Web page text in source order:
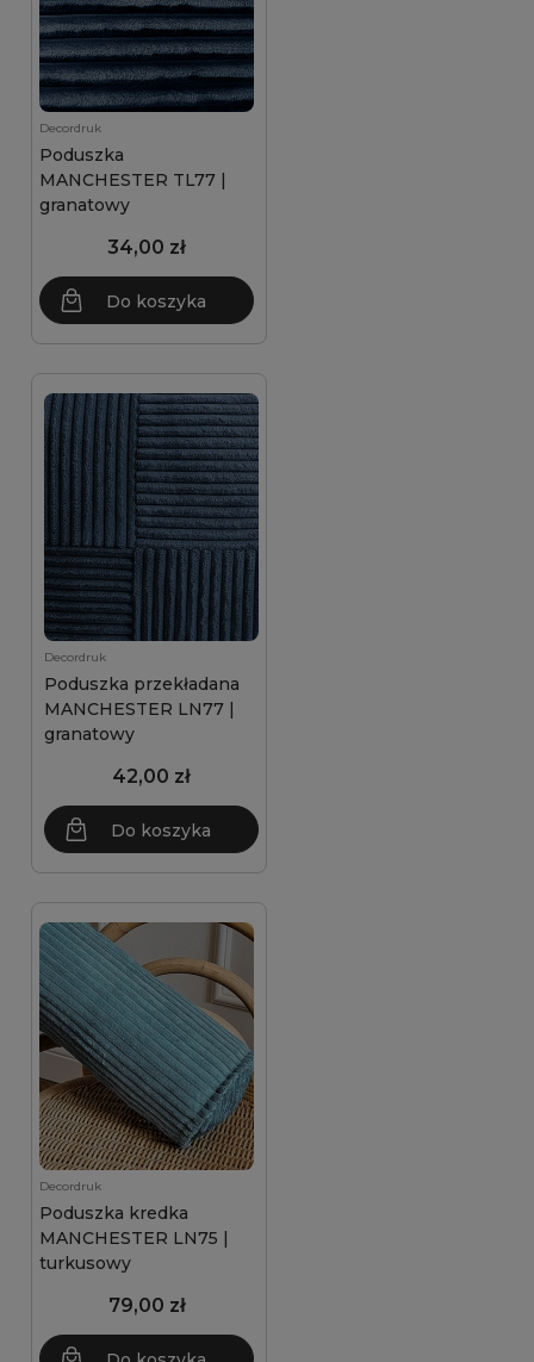
Decordruk
Poduszka
MANCHESTER TL77 |
granatowy
34,00 zł
Do koszyka
Decordruk
Poduszka przekładana
MANCHESTER LN77 |
granatowy
42,00 zł
Do koszyka
Decordruk
Poduszka kredka
MANCHESTER LN75 |
turkusowy
79,00 zł